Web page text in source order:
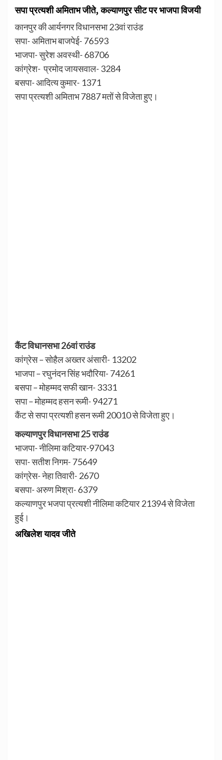
सपा प्रत्यशी अमिताभ जीते, कल्याणपुर सीट पर भाजपा विजयी
कानपुर की आर्यनगर विधानसभा 23वां राउंड
सपा- अमिताभ बाजपेई- 76593
भाजपा- सुरेश अवस्थी- 68706
कांग्रेश- प्रमोद जायसवाल- 3284
बसपा- आदित्य कुमार- 1371
सपा प्रत्यशी अमिताभ 7887 मतों से विजेता हुए।
कैंट विधानसभा 26वां राउंड
कांग्रेस – सोहैल अख्तर अंसारी- 13202
भाजपा – रघुनंदन सिंह भदौरिया- 74261
बसपा – मोहम्मद सफी खान- 3331
सपा – मोहम्मद हसन रूमी- 94271
कैंट से सपा प्रत्यशी हसन रूमी 20010 से विजेता हुए।
कल्याणपुर विधानसभा 25 राउंड
भाजपा- नीलिमा कटियार-97043
सपा- सतीश निगम- 75649
कांग्रेस- नेहा तिवारी- 2670
बसपा- अरुण मिश्रा- 6379
कल्याणपुर भजपा प्रत्यशी नीलिमा कटियार 21394 से विजेता
हुई।
अखिलेश यादव जीते